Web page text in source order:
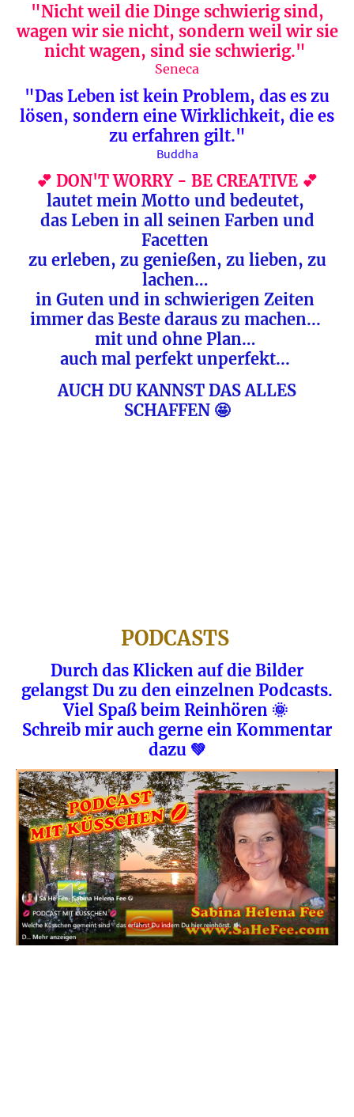
"Nicht weil die Dinge schwierig sind,
wagen wir sie nicht, sondern weil wir sie
nicht wagen, sind sie schwierig."
Seneca
"Das Leben ist kein Problem, das es zu
lösen, sondern eine Wirklichkeit, die es
zu erfahren gilt."
Buddha
💕 DON'T WORRY - BE CREATIVE 💕
lautet mein Motto und bedeutet,
das Leben in all seinen Farben und
Facetten
zu erleben, zu genießen, zu lieben, zu
lachen…
in Guten und in schwierigen Zeiten
immer das Beste daraus zu machen...
mit und ohne Plan…
auch mal perfekt unperfekt...
AUCH DU KANNST DAS ALLES
SCHAFFEN 🤩
PODCASTS
Durch das Klicken auf die Bilder
gelangst Du zu den einzelnen Podcasts.
Viel Spaß beim Reinhören 🌞
Schreib mir auch gerne ein Kommentar
dazu 💚